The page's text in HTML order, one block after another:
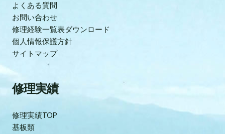
よくある質問
お問い合わせ
修理経験一覧表ダウンロード
個人情報保護方針
サイトマップ
修理実績
修理実績TOP
基板類